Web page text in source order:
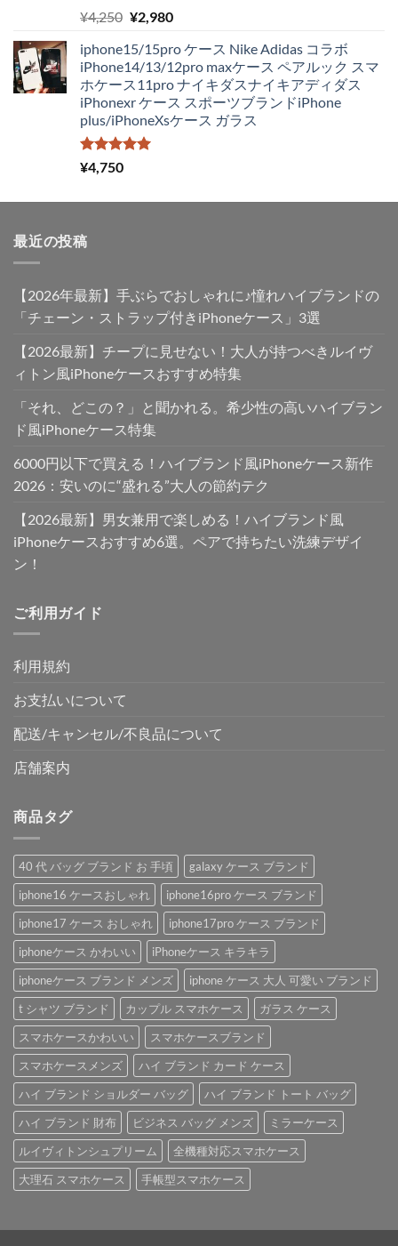
し
で
5段階中
5.00
の評価
¥4,250 元
価
格
は
¥4,250
で
し
¥2,980現
の
価
格
は
¥2,980
iphone15/15pro ケース Nike Adidas コラボ
iPhone14/13/12pro maxケース ペアルック スマ
ホケース11pro ナイキダスナイキアディダス
iPhonexr ケース スポーツブランドiPhone
plus/iPhoneXsケース ガラス
5段階中
5.00
¥4,750
最近の投稿
【2026年最新】手ぶらでおしゃれに♪憧れハイブランドの
「チェーン・ストラップ付きiPhoneケース」3選
【2026最新】チープに見せない！大人が持つべきルイヴ
ィトン風iPhoneケースおすすめ特集
「それ、どこの？」と聞かれる。希少性の高いハイブラン
ド風iPhoneケース特集
6000円以下で買える！ハイブランド風iPhoneケース新作
2026：安いのに“盛れる”大人の節約テク
【2026最新】男女兼用で楽しめる！ハイブランド風
iPhoneケースおすすめ6選。ペアで持ちたい洗練デザイ
ン！
ご利用ガイド
利用規約
お支払いについて
配送/キャンセル/不良品について
店舗案内
商品タグ
40 代 バッグ ブランド お 手頃
galaxy ケース ブランド
iphone16 ケースおしゃれ
iphone16pro ケース ブランド
iphone17 ケース おしゃれ
iphone17pro ケース ブランド
iphoneケース かわいい
iPhoneケース キラキラ
iphoneケース ブランド メンズ
iphone ケース 大人 可愛い ブランド
t シャツ ブランド
カップル スマホケース
ガラス ケース
スマホケースかわいい
スマホケースブランド
スマホケースメンズ
ハイ ブランド カード ケース
ハイ ブランド ショルダー バッグ
ハイ ブランド トート バッグ
ハイ ブランド 財布
ビジネス バッグ メンズ
ミラーケース
ルイヴィトンシュプリーム
全機種対応スマホケース
大理石 スマホケース
手帳型スマホケース